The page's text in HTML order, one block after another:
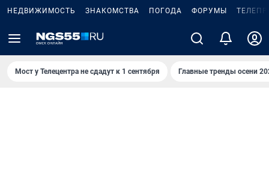
НЕДВИЖИМОСТЬ ЗНАКОМСТВА ПОГОДА ФОРУМЫ
Мост у Телецентра не сдадут к 1 сентября Главные тренды осени